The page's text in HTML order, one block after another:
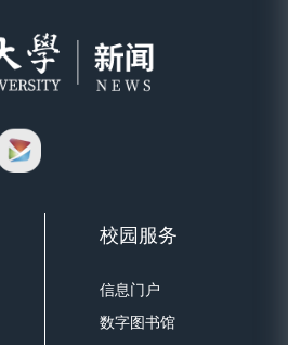
校园服务
信息门户
数字图书馆